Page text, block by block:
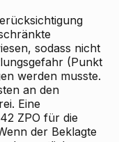
sodass nicht
(Punkt
werden musste.
an den
Eine
ZPO für die
der Beklagte